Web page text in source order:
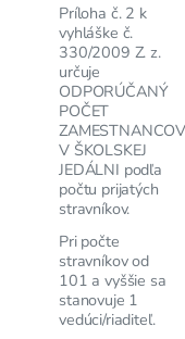
Príloha č. 2 k
vyhláške č.
330/2009 Z. z.
určuje
ODPORÚČANÝ
POČET
V ŠKOLSKEJ
JEDÁLNI podľa
počtu prijatých
stravníkov.
Pri počte
stravníkov od
101 a vyššie sa
stanovuje 1
vedúci/riaditeľ.